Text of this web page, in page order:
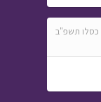
כסלו תשפ"ב